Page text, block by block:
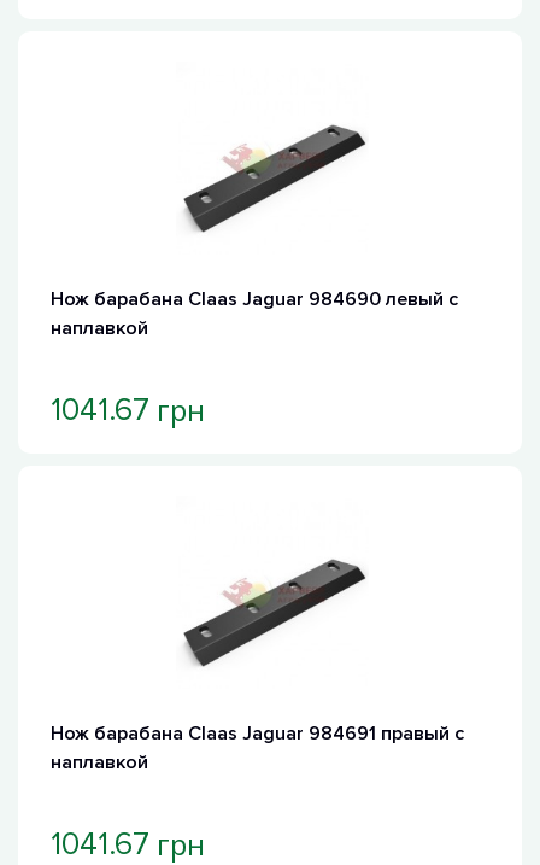
Нож барабана Claas Jaguar 984690 левый с
наплавкой
1041.67 грн
Нож барабана Claas Jaguar 984691 правый с
наплавкой
1041.67 грн